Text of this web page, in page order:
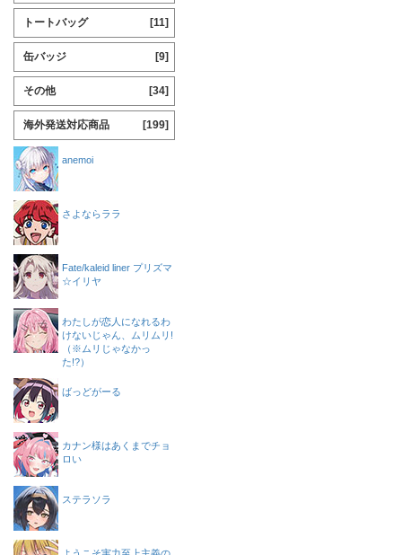
トートバッグ [11]
缶バッジ [9]
その他 [34]
海外発送対応商品 [199]
anemoi
さよならララ
Fate/kaleid liner プリズマ
☆イリヤ
わたしが恋人になれるわ
けないじゃん、ムリムリ!
（※ムリじゃなかっ
た!?）
ばっどがーる
カナン様はあくまでチョ
ロい
ステラソラ